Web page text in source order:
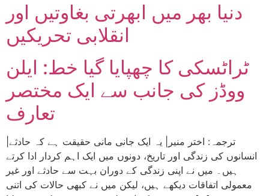
دنیا بھر میں ابھرتی بغاوتیں اور
انقلابی تحریکیں
ٹراٹسکی کا چھپایا گیا خط: ایلن
ووڈز کی جانب سے ایک مختصر
تعارف
انسانوں کی زندگی اور تاریخ، دونوں میں ایک اہم کردار ادا کرتے
ہیں۔ میں نے اپنی زندگی کے دوران بہت سے حادثے اور غیر
معمولی اتفاقات دیکھے ہیں، لیکن میں نے کبھی حالات کی اتنی